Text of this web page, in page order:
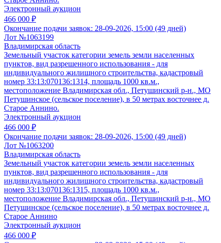
Электронный аукцион
466 000 ₽
Окончание подачи заявок: 28-09-2026, 15:00 (49 дней)
Лот №1063199
Владимирская область
Земельный участок категории земель земли населенных
пунктов, вид разрешенного использования - для
индивидуального жилищного строительства, кадастровый
номер 33:13:070136:1314, площадь 1000 кв.м.,
местоположение Владимирская обл., Петушинский р-н., МО
Петушинское (сельское поселение), в 50 метрах восточнее д.
Старое Аннино.
Электронный аукцион
466 000 ₽
Окончание подачи заявок: 28-09-2026, 15:00 (49 дней)
Лот №1063200
Владимирская область
Земельный участок категории земель земли населенных
пунктов, вид разрешенного использования - для
индивидуального жилищного строительства, кадастровый
номер 33:13:070136:1315, площадь 1000 кв.м.,
местоположение Владимирская обл., Петушинский р-н., МО
Петушинское (сельское поселение), в 50 метрах восточнее д.
Старое Аннино
Электронный аукцион
466 000 ₽